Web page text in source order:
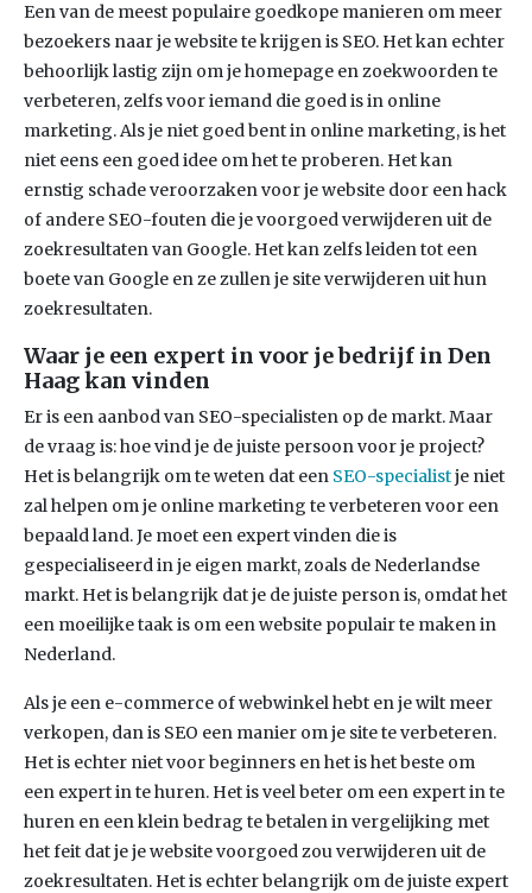
Een van de meest populaire goedkope manieren om meer
bezoekers naar je website te krijgen is SEO. Het kan echter
behoorlijk lastig zijn om je homepage en zoekwoorden te
verbeteren, zelfs voor iemand die goed is in online
marketing. Als je niet goed bent in online marketing, is het
niet eens een goed idee om het te proberen. Het kan
ernstig schade veroorzaken voor je website door een hack
of andere SEO-fouten die je voorgoed verwijderen uit de
zoekresultaten van Google. Het kan zelfs leiden tot een
boete van Google en ze zullen je site verwijderen uit hun
zoekresultaten.
Waar je een expert in voor je bedrijf in Den
Haag kan vinden
Er is een aanbod van SEO-specialisten op de markt. Maar
de vraag is: hoe vind je de juiste persoon voor je project?
Het is belangrijk om te weten dat een SEO-specialistje niet
zal helpen om je online marketing te verbeteren voor een
bepaald land. Je moet een expert vinden die is
gespecialiseerd in je eigen markt, zoals de Nederlandse
markt. Het is belangrijk dat je de juiste person is, omdat het
een moeilijke taak is om een website populair te maken in
Nederland.
Als je een e-commerce of webwinkel hebt en je wilt meer
verkopen, dan is SEO een manier om je site te verbeteren.
Het is echter niet voor beginners en het is het beste om
een expert in te huren. Het is veel beter om een expert in te
huren en een klein bedrag te betalen in vergelijking met
het feit dat je je website voorgoed zou verwijderen uit de
zoekresultaten. Het is echter belangrijk om de juiste expert